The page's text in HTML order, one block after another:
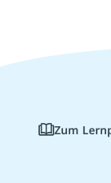
Zum